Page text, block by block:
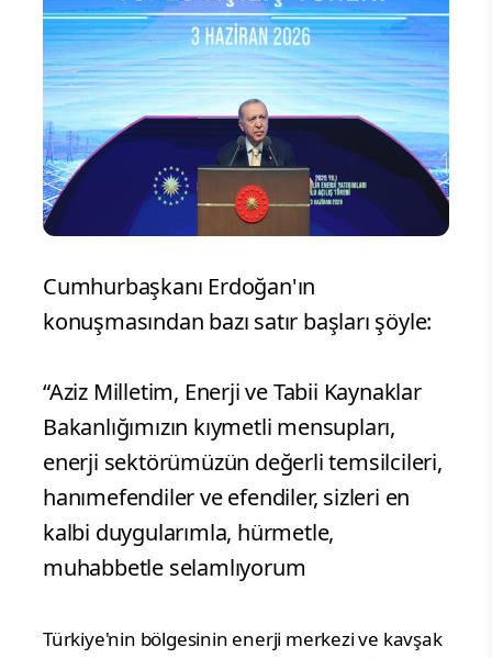
Cumhurbaşkanı Erdoğan'ın
konuşmasından bazı satır başları şöyle:
“Aziz Milletim, Enerji ve Tabii Kaynaklar
Bakanlığımızın kıymetli mensupları,
enerji sektörümüzün değerli temsilcileri,
hanımefendiler ve efendiler, sizleri en
kalbi duygularımla, hürmetle,
muhabbetle selamlıyorum
Türkiye'nin bölgesinin enerji merkezi ve kavşak